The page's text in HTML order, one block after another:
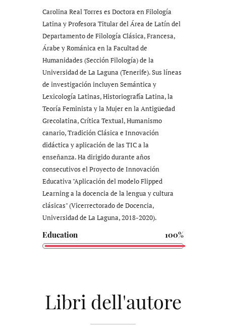
Carolina Real Torres es Doctora en Filología
Latina y Profesora Titular del Área de Latín del
Departamento de Filología Clásica, Francesa,
Árabe y Románica en la Facultad de
Humanidades (Sección Filología) de la
Universidad de La Laguna (Tenerife). Sus líneas
de investigación incluyen Semántica y
Lexicología Latinas, Historiografía Latina, la
Teoría Feminista y la Mujer en la Antigüedad
Grecolatina, Crítica Textual, Humanismo
canario, Tradición Clásica e Innovación
didáctica y aplicación de las TIC a la
enseñanza. Ha dirigido durante años
consecutivos el Proyecto de Innovación
Educativa "Aplicación del modelo Flipped
Learning a la docencia de la lengua y cultura
clásicas" (Vicerrectorado de Docencia,
Universidad de La Laguna, 2018-2020).
Education 100%
Libri dell'autore